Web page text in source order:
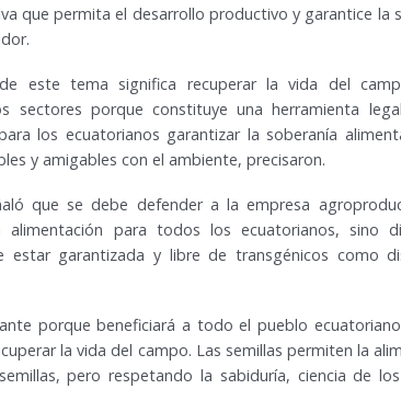
que permita el desarrollo productivo y garantice la
este tema significa recuperar la vida del
sectores porque constituye una herramienta
los ecuatorianos garantizar la soberanía
y amigables con el ambiente, precisaron.
que se debe defender a la empresa
para todos los ecuatorianos, sino
garantizada y libre de transgénicos como
porque beneficiará a todo el pueblo
la vida del campo. Las semillas permiten la
pero respetando la sabiduría, ciencia de